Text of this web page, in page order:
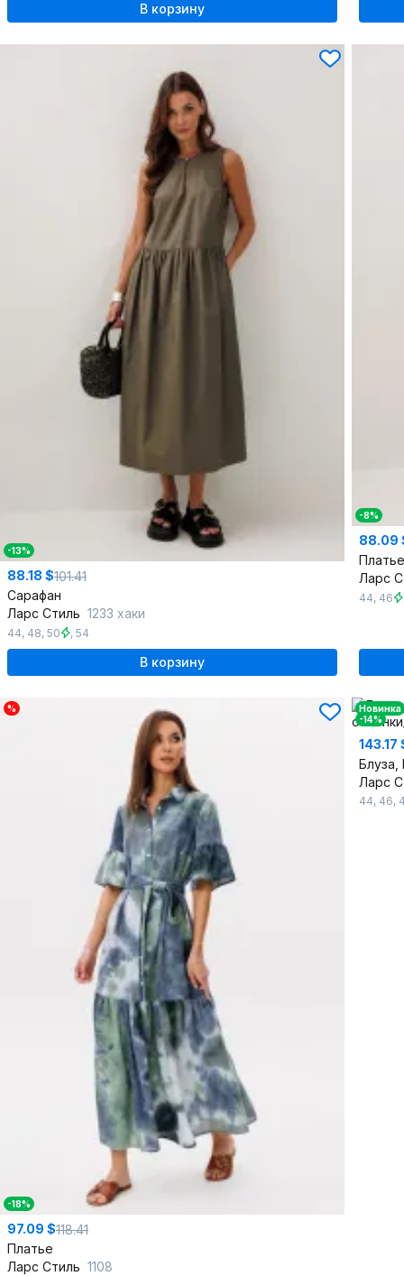
В корзину
-13%
88.18 $101.41
Сарафан
Ларс Стиль 1233 хаки
44, 48, 50 , 54
В корзину
-8%
88.09
Платье
Ларс
44, 46
%
-18%
97.09 $118.41
Платье
Ларс Стиль 1108
Новинка
-14%
143.17
Ларс
44, 46,